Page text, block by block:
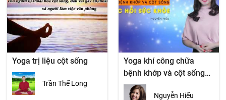
Yoga trị liệu cột sống
Trần Thế Long
Yoga khí công chữa
bệnh khớp và cột sống
phục hồi sức khỏe
Nguyễn Hiếu